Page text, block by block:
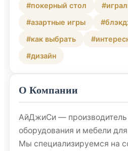
#покерный стол
#азартные игры
#как выбрать
#дизайн
О Компании
АйДжиСи — производитель
оборудования и мебели
Мы специализируемся на